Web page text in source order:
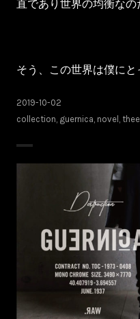
直であり世界の均衡なの
そう、この世界は僕にと
2019-10-02
collection guernica novel